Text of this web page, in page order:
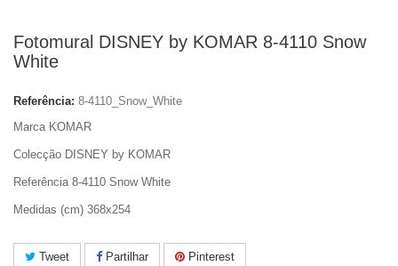
Fotomural DISNEY by KOMAR 8-4110 Snow
White
Referência: 8-4110_Snow_White
Marca KOMAR
Colecção DISNEY by KOMAR
Referência 8-4110 Snow White
Medidas (cm) 368x254
Tweet Partilhar Pinterest